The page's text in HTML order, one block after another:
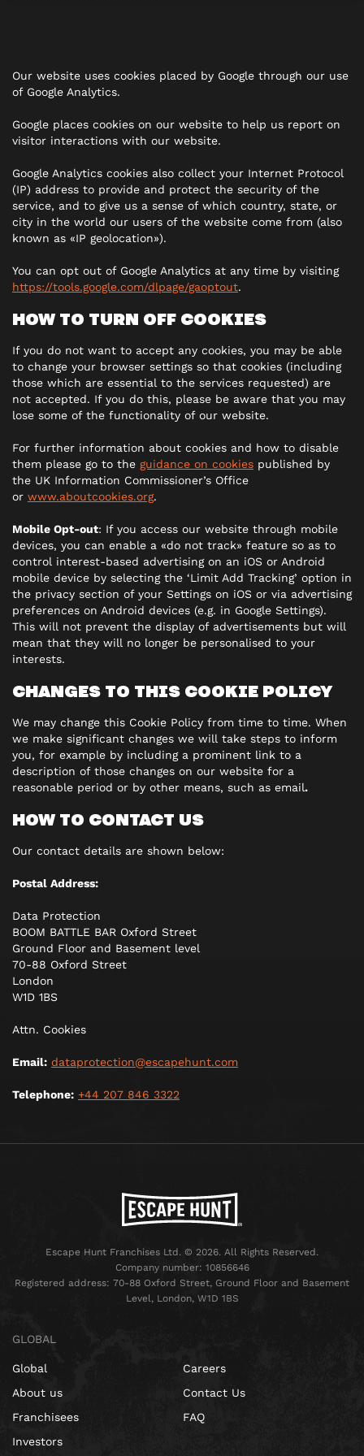
Our website uses cookies placed by Google through our use
of Google Analytics.
Google places cookies on our website to help us report on
visitor interactions with our website.
Google Analytics cookies also collect your Internet Protocol
(IP) address to provide and protect the security of the
service, and to give us a sense of which country, state, or
city in the world our users of the website come from (also
known as «IP geolocation»).
You can opt out of Google Analytics at any time by visiting
https://tools.google.com/dlpage/gaoptout.
HOW TO TURN OFF COOKIES
If you do not want to accept any cookies, you may be able
to change your browser settings so that cookies (including
those which are essential to the services requested) are
not accepted. If you do this, please be aware that you may
lose some of the functionality of our website.
For further information about cookies and how to disable
them please go to the guidance on cookies published by
the UK Information Commissioner’s Office
or www.aboutcookies.org.
Mobile Opt-out: If you access our website through mobile
devices, you can enable a «do not track» feature so as to
control interest-based advertising on an iOS or Android
mobile device by selecting the ‘Limit Add Tracking’ option in
the privacy section of your Settings on iOS or via advertising
preferences on Android devices (e.g. in Google Settings).
This will not prevent the display of advertisements but will
mean that they will no longer be personalised to your
interests.
CHANGES TO THIS COOKIE POLICY
We may change this Cookie Policy from time to time. When
we make significant changes we will take steps to inform
you, for example by including a prominent link to a
description of those changes on our website for a
reasonable period or by other means, such as email.
HOW TO CONTACT US
Our contact details are shown below:
Postal Address:
Data Protection
BOOM BATTLE BAR Oxford Street
Ground Floor and Basement level
70-88 Oxford Street
London
W1D 1BS
Attn. Cookies
Email: dataprotection@escapehunt.com
Telephone: +44 207 846 3322
Escape Hunt Franchises Ltd. © 2026. All Rights Reserved.
Company number: 10856646
Registered address: 70-88 Oxford Street, Ground Floor and Basement
Level, London, W1D 1BS
GLOBAL
Global
About us
Franchisees
Investors
Careers
Contact Us
FAQ